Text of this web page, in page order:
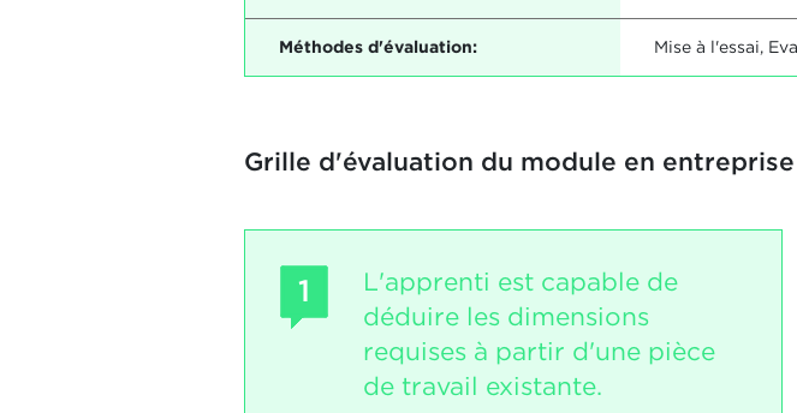
Méthodes d'évaluation: Mise à l'essai,
Grille d'évaluation du module en entreprise
1
L'apprenti est capable de
déduire les dimensions
requises à partir d'une pièce
de travail existante.